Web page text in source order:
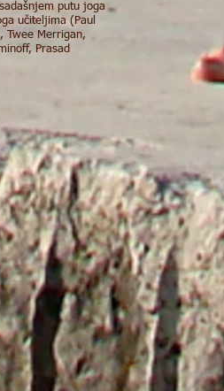
putu joga
učiteljima (Paul
Twee Merrigan,
Prasad